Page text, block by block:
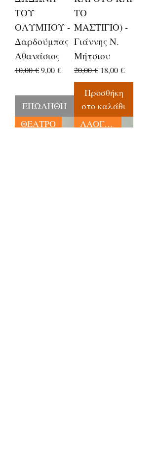
ΤΟΥ
ΟΛΥΜΠΟΥ -
Δαρδούμπας
Αθανάσιος
Κανονική τιμή
10,00 €Τιμή Έκπτωσης
9,00 €
ΕΠΩΛΗΘΗ
ΤΟ
ΜΑΣΤΙΓΙΟ) -
Γιάννης Ν.
Μήτσιου
Κανονική τιμή
20,00 € Τιμή Έκπτωσης
18,00 €
Προσθήκη
στο καλάθι
ΘΕΑΤΡΟ
ΛΑΟΓΡΑΦΙΑ